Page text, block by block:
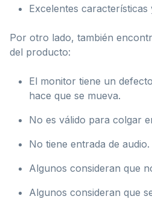
Excelentes características
Por otro lado, también
del producto:
El monitor tiene un
hace que se mueva.
No es válido para colgar
No tiene entrada de audio.
Algunos consideran que
Algunos consideran que